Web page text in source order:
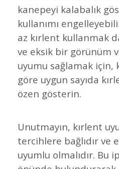
kanepeyi kalabalık
kullanımı
az kırlent kullanmak
ve eksik bir görünüm
uyumu sağlamak için,
göre uygun sayıda
özen gösterin.
Unutmayın, kırlent
tercihlere bağlıdır ve
uyumlu olmalıdır. Bu